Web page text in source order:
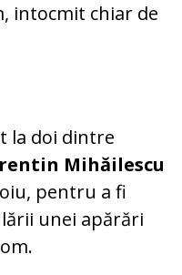
intocmit chiar de
la doi dintre
Mihăilescu
pentru a fi
unei apărări